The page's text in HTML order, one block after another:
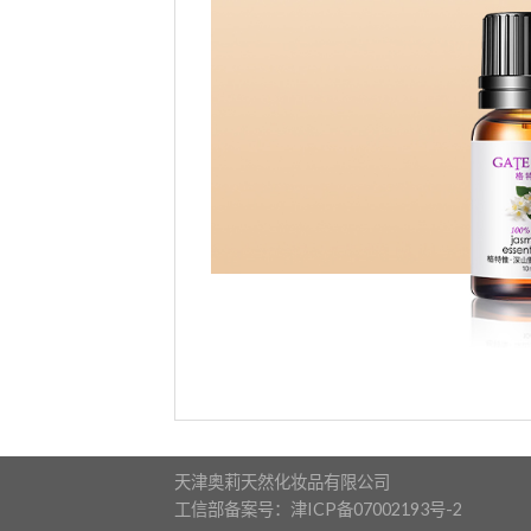
天津奥莉天然化妆品有限公司
工信部备案号：津ICP备07002193号-2